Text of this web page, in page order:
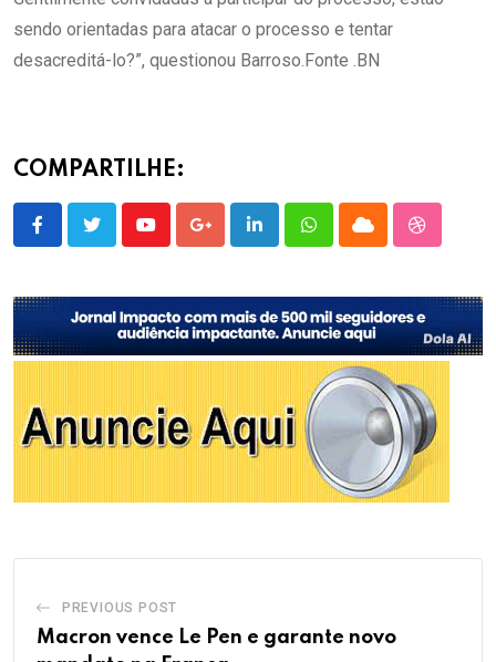
sendo orientadas para atacar o processo e tentar
desacreditá-lo?”, questionou Barroso.Fonte .BN
COMPARTILHE:
YoutubeGoogle+LinkedInWhatsappCloud
PREVIOUS POST
Macron vence Le Pen e garante novo